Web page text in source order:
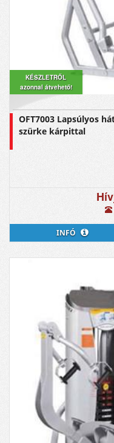
KÉSZLETRŐL
azonnal átvehető!
OFT7003 Lapsúlyos
szürke kárpittal
INFÓ